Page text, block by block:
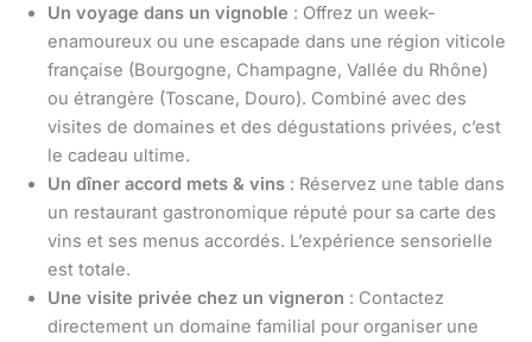
Un voyage dans un vignoble : Offrez un week-
enamoureux ou une escapade dans une région viticole
française (Bourgogne, Champagne, Vallée du Rhône)
ou étrangère (Toscane, Douro). Combiné avec des
visites de domaines et des dégustations privées, c’est
le cadeau ultime.
Un dîner accord mets & vins : Réservez une table dans
un restaurant gastronomique réputé pour sa carte des
vins et ses menus accordés. L’expérience sensorielle
est totale.
Une visite privée chez un vigneron : Contactez
directement un domaine familial pour organiser une